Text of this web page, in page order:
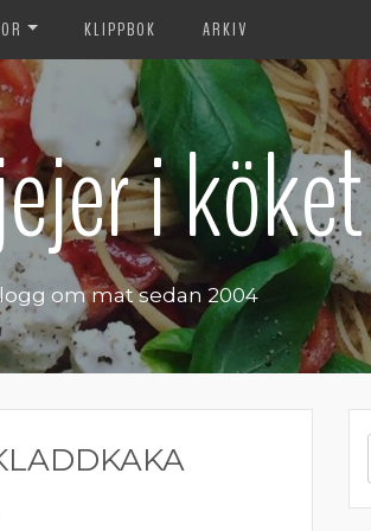
KLIPPBOK ARKIV
i köket
om mat sedan 2004